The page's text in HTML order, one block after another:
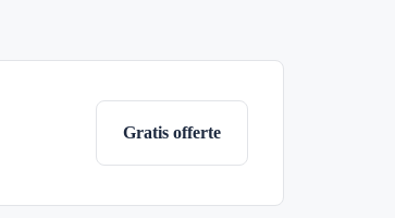
Gratis offerte